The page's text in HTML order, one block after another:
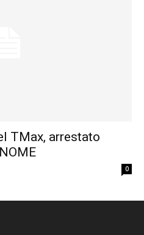
TMax, arrestato
0